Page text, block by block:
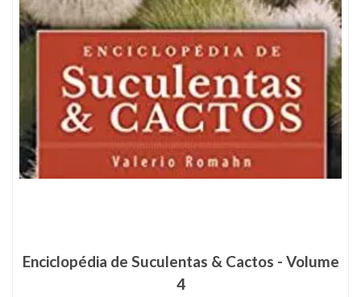
Enciclopédia de Suculentas & Cactos - Volume
4